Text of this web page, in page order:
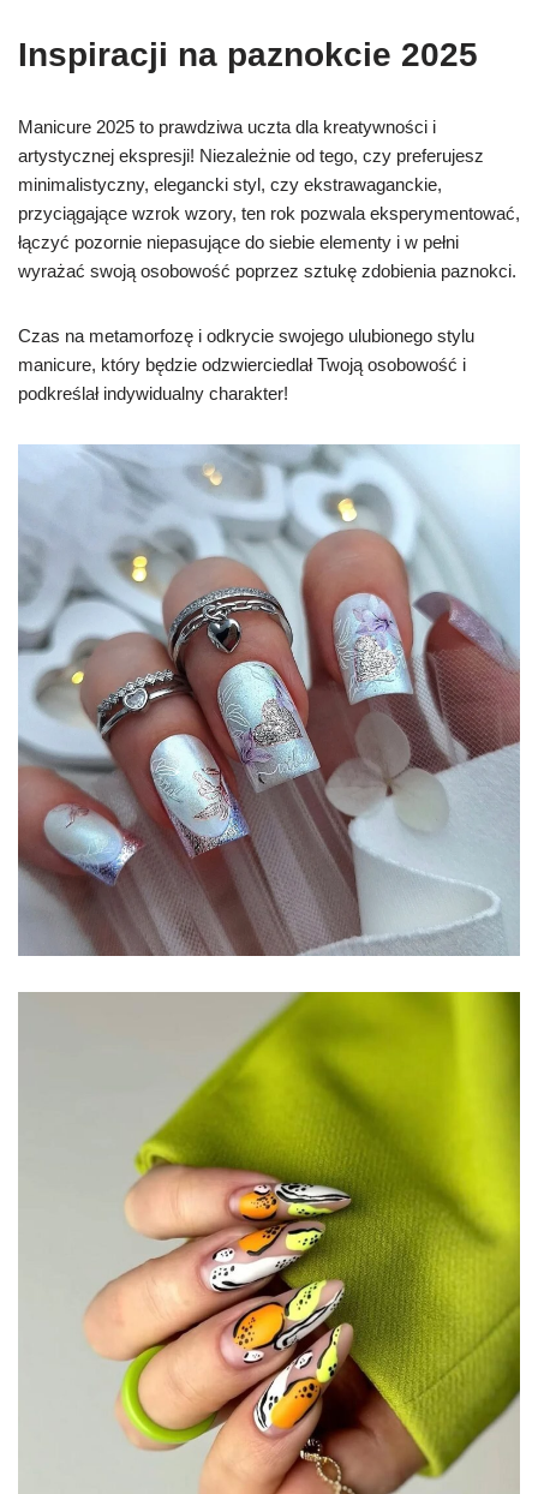
Inspiracji na paznokcie 2025
Manicure 2025 to prawdziwa uczta dla kreatywności i
artystycznej ekspresji! Niezależnie od tego, czy preferujesz
minimalistyczny, elegancki styl, czy ekstrawaganckie,
przyciągające wzrok wzory, ten rok pozwala eksperymentować,
łączyć pozornie niepasujące do siebie elementy i w pełni
wyrażać swoją osobowość poprzez sztukę zdobienia paznokci.
Czas na metamorfozę i odkrycie swojego ulubionego stylu
manicure, który będzie odzwierciedlał Twoją osobowość i
podkreślał indywidualny charakter!